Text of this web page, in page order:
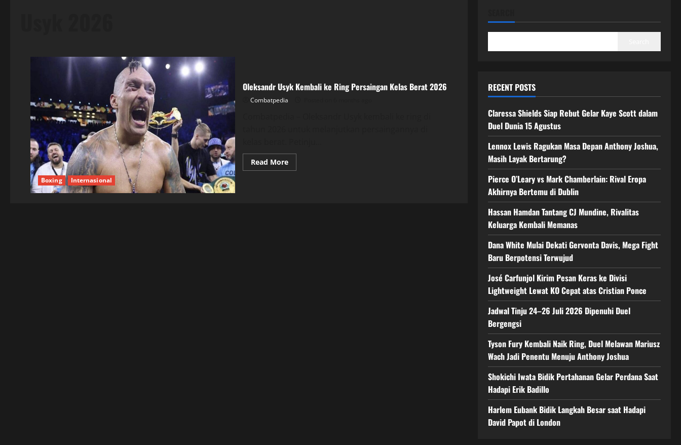
Boxing Internasional
Oleksandr Usyk Kembali ke Ring Persaingan Kelas Berat 2026
Combatpedia
Read MoreRead
more
RECENT POSTS
Claressa Shields Siap Rebut Gelar Kaye Scott dalam
Duel Dunia 15 Agustus
Lennox Lewis Ragukan Masa Depan Anthony Joshua,
Masih Layak Bertarung?
Pierce O’Leary vs Mark Chamberlain: Rival Eropa
Akhirnya Bertemu di Dublin
Hassan Hamdan Tantang CJ Mundine, Rivalitas
Keluarga Kembali Memanas
Dana White Mulai Dekati Gervonta Davis, Mega Fight
Baru Berpotensi Terwujud
José Carfunjol Kirim Pesan Keras ke Divisi
Lightweight Lewat KO Cepat atas Cristian Ponce
Jadwal Tinju 24–26 Juli 2026 Dipenuhi Duel
Bergengsi
Tyson Fury Kembali Naik Ring, Duel Melawan Mariusz
Wach Jadi Penentu Menuju Anthony Joshua
Shokichi Iwata Bidik Pertahanan Gelar Perdana Saat
Hadapi Erik Badillo
Harlem Eubank Bidik Langkah Besar saat Hadapi
David Papot di London